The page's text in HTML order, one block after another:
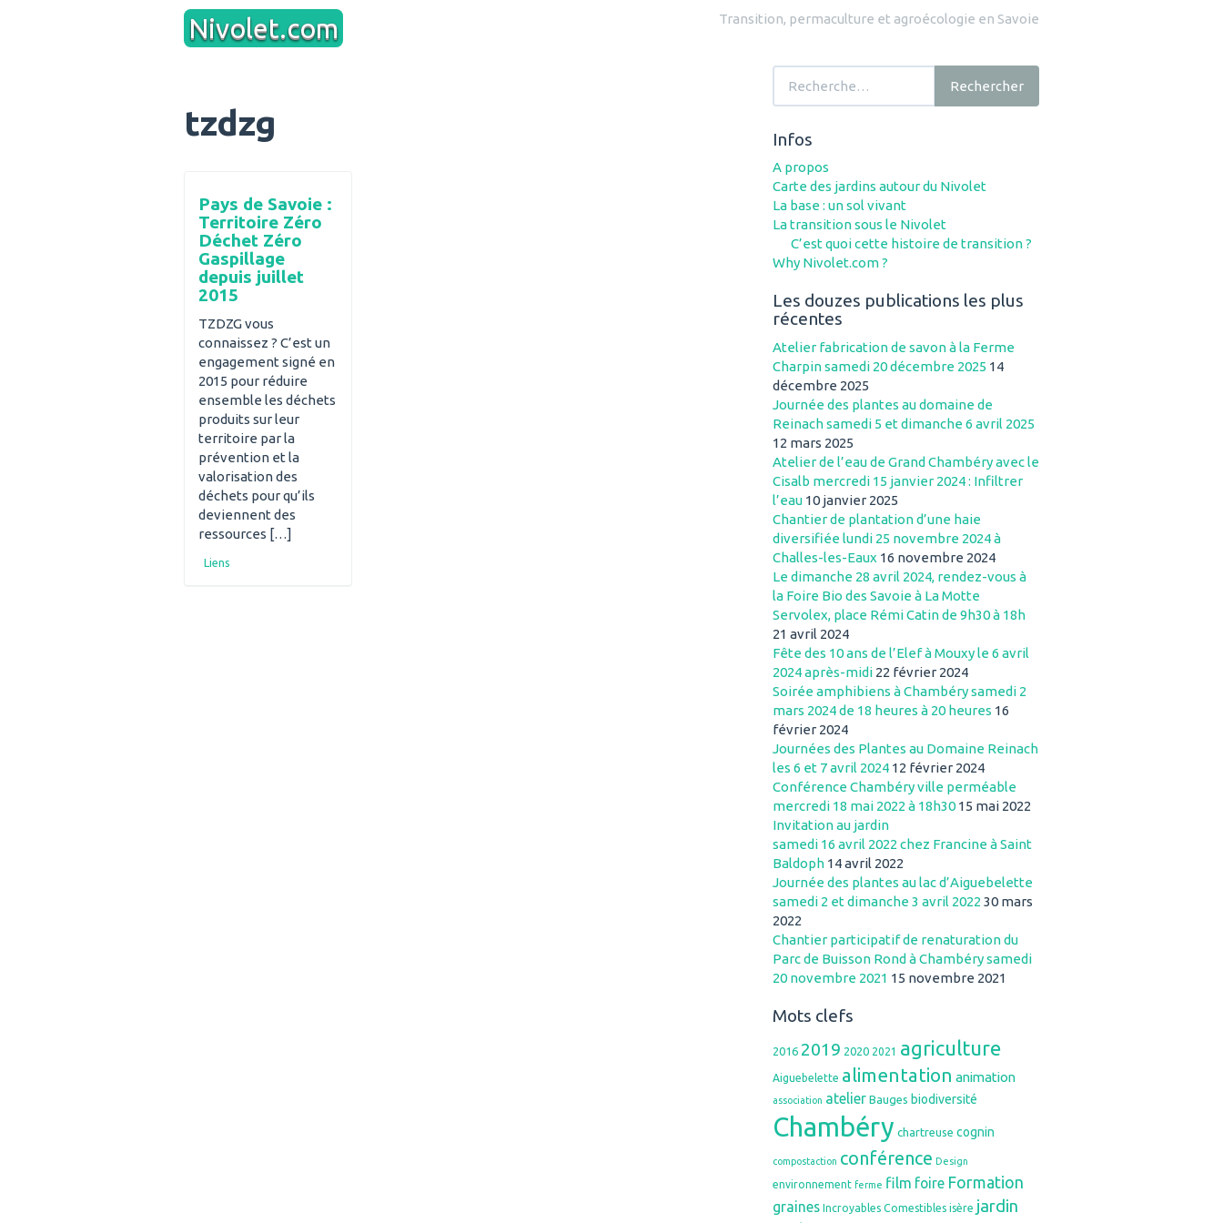
Nivolet.com Transition, permaculture et agroécologie en Savoie
tzdzg
Pays de Savoie :
Territoire Zéro
Déchet Zéro
Gaspillage
depuis juillet
2015
TZDZG vous
connaissez ? C’est un
engagement signé en
2015 pour réduire
ensemble les déchets
produits sur leur
territoire par la
prévention et la
valorisation des
déchets pour qu’ils
deviennent des
ressources […]
Liens
Rechercher :
Rechercher
Infos
A propos
Carte des jardins autour du Nivolet
La base : un sol vivant
La transition sous le Nivolet
C’est quoi cette histoire de transition ?
Why Nivolet.com ?
Les douzes publications les plus
récentes
Atelier fabrication de savon à la Ferme
Charpin samedi 20 décembre 2025 14
décembre 2025
Journée des plantes au domaine de
Reinach samedi 5 et dimanche 6 avril 2025
12 mars 2025
Atelier de l’eau de Grand Chambéry avec le
Cisalb mercredi 15 janvier 2024 : Infiltrer
l’eau 10 janvier 2025
Chantier de plantation d’une haie
diversifiée lundi 25 novembre 2024 à
Challes-les-Eaux 16 novembre 2024
Le dimanche 28 avril 2024, rendez-vous à
la Foire Bio des Savoie à La Motte
Servolex, place Rémi Catin de 9h30 à 18h
21 avril 2024
Fête des 10 ans de l’Elef à Mouxy le 6 avril
2024 après-midi 22 février 2024
Soirée amphibiens à Chambéry samedi 2
mars 2024 de 18 heures à 20 heures 16
février 2024
Journées des Plantes au Domaine Reinach
les 6 et 7 avril 2024 12 février 2024
Conférence Chambéry ville perméable
mercredi 18 mai 2022 à 18h30 15 mai 2022
Invitation au jardin
samedi 16 avril 2022 chez Francine à Saint
Baldoph 14 avril 2022
Journée des plantes au lac d’Aiguebelette
samedi 2 et dimanche 3 avril 2022 30 mars
2022
Chantier participatif de renaturation du
Parc de Buisson Rond à Chambéry samedi
20 novembre 2021 15 novembre 2021
Mots clefs
2016 2019 2020 2021 agriculture
Aiguebelette alimentation animation
association atelier Bauges biodiversité
Chambéry chartreuse cognin
compostaction conférence Design
environnement ferme film foire Formation
graines Incroyables Comestibles isère jardin